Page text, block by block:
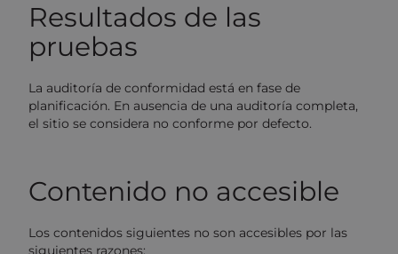
Resultados de las
pruebas
La auditoría de conformidad está en fase de
planificación. En ausencia de una auditoría completa,
el sitio se considera no conforme por defecto.
Contenido no accesible
Los contenidos siguientes no son accesibles por las
siguientes razones: